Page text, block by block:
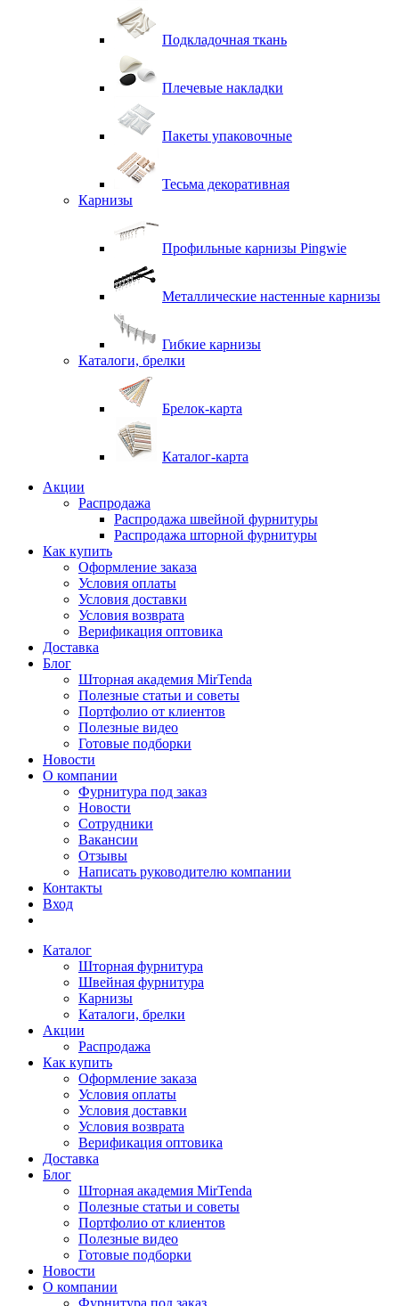
Подкладочная ткань
Плечевые накладки
Пакеты упаковочные
Тесьма декоративная
Карнизы
Профильные карнизы Pingwie
Металлические настенные карнизы
Гибкие карнизы
Каталоги, брелки
Брелок-карта
Каталог-карта
Акции
Распродажа
Распродажа швейной фурнитуры
Распродажа шторной фурнитуры
Как купить
Оформление заказа
Условия оплаты
Условия доставки
Условия возврата
Верификация оптовика
Доставка
Блог
Шторная академия MirTenda
Полезные статьи и советы
Портфолио от клиентов
Полезные видео
Готовые подборки
Новости
О компании
Фурнитура под заказ
Новости
Сотрудники
Вакансии
Отзывы
Написать руководителю компании
Контакты
Вход
Каталог
Шторная фурнитура
Швейная фурнитура
Карнизы
Каталоги, брелки
Акции
Распродажа
Как купить
Оформление заказа
Условия оплаты
Условия доставки
Условия возврата
Верификация оптовика
Доставка
Блог
Шторная академия MirTenda
Полезные статьи и советы
Портфолио от клиентов
Полезные видео
Готовые подборки
Новости
О компании
Фурнитура под заказ